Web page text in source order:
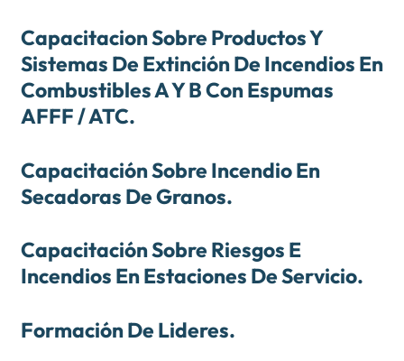
Capacitacion Sobre Productos Y
Sistemas De Extinción De Incendios En
Combustibles A Y B Con Espumas
AFFF / ATC.
Capacitación Sobre Incendio En
Secadoras De Granos.
Capacitación Sobre Riesgos E
Incendios En Estaciones De Servicio.
Formación De Lideres.